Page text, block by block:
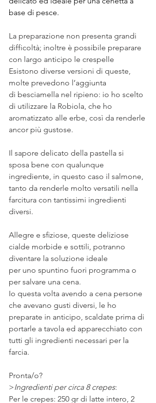
base di pesce.
La preparazione non presenta grandi
difficoltà; inoltre è possibile preparare
con largo anticipo le crespelle
Esistono diverse versioni di queste,
molte prevedono l’aggiunta
di besciamella nel ripieno: io ho scelto
di utilizzare la Robiola, che ho
aromatizzato alle erbe, così da renderle
ancor più gustose.
Il sapore delicato della pastella si
sposa bene con qualunque
ingrediente, in questo caso il salmone,
tanto da renderle molto versatili nella
farcitura con tantissimi ingredienti
diversi.
Allegre e sﬁziose, queste deliziose
cialde morbide e sottili, potranno
diventare la soluzione ideale
per uno spuntino fuori programma o
per salvare una cena.
Io questa volta avendo a cena persone
che avevano gusti diversi, le ho
preparate in anticipo, scaldate prima di
portarle a tavola ed apparecchiato con
tutti gli ingredienti necessari per la
farcia.
Pronta/o?
>Ingredienti per circa 8 crepes:
Per le crepes: 250 gr di latte intero, 2